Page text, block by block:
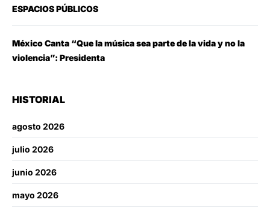
ESPACIOS PÚBLICOS
México Canta “Que la música sea parte de la vida y no la
violencia”: Presidenta
HISTORIAL
agosto 2026
julio 2026
junio 2026
mayo 2026